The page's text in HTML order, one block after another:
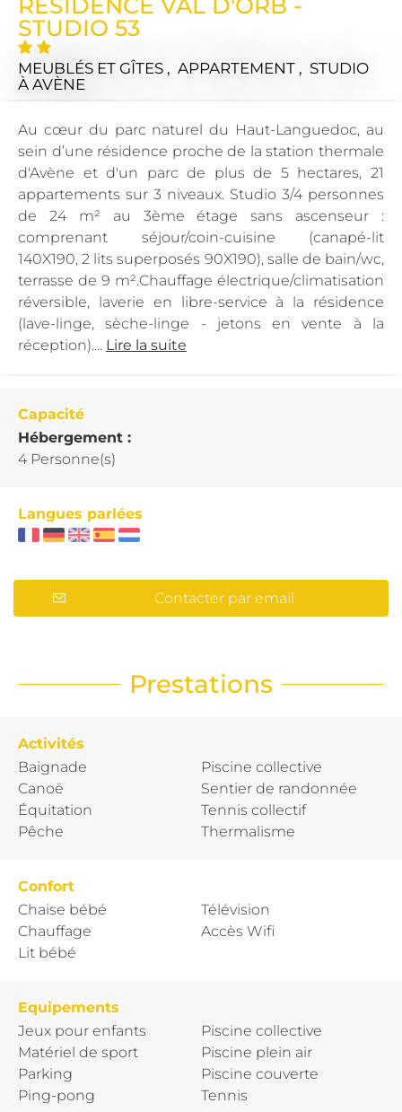
STUDIO 53
MEUBLÉS ET GÎTES , APPARTEMENT , STUDIO
À AVÈNE
Au cœur du parc naturel du Haut-Languedoc, au
sein d’une résidence proche de la station thermale
d'Avène et d'un parc de plus de 5 hectares, 21
appartements sur 3 niveaux. Studio 3/4 personnes
de 24 m² au 3ème étage sans ascenseur :
comprenant séjour/coin-cuisine (canapé-lit
140X190, 2 lits superposés 90X190), salle de bain/wc,
terrasse de 9 m².Chauffage électrique/climatisation
réversible, laverie en libre-service à la résidence
(lave-linge, sèche-linge - jetons en vente à la
réception).... Lire la suite
Capacité
Hébergement :
4 Personne(s)
Langues parlées
Contacter par email
Prestations
Activités
Baignade
Canoë
Équitation
Pêche
Piscine collective
Sentier de randonnée
Tennis collectif
Thermalisme
Confort
Chaise bébé
Chauffage
Lit bébé
Télévision
Accès Wifi
Equipements
Jeux pour enfants
Matériel de sport
Parking
Ping-pong
Piscine collective
Piscine plein air
Piscine couverte
Tennis